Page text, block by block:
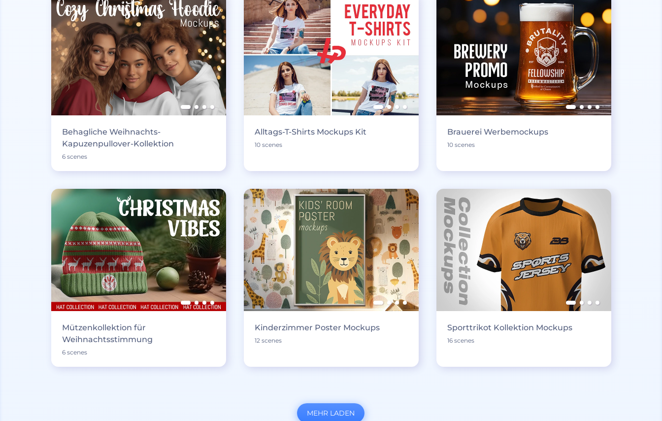
Behagliche Weihnachts-
Kapuzenpullover-Kollektion
6 scenes
Alltags-T-Shirts Mockups Kit
10 scenes
Brauerei Werbemockups
10 scenes
Mützenkollektion für
Weihnachtsstimmung
6 scenes
Kinderzimmer Poster Mockups
12 scenes
Sporttrikot Kollektion Mockups
16 scenes
MEHR LADEN